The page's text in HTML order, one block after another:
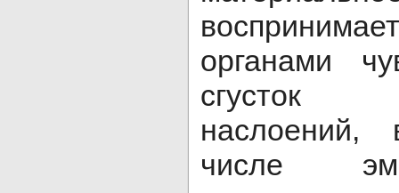
органами
сгусток
числе